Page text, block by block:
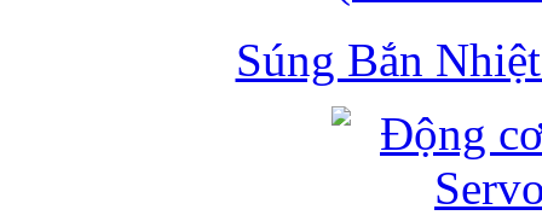
Súng Bắn